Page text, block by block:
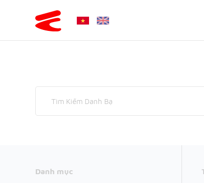
Danh mục